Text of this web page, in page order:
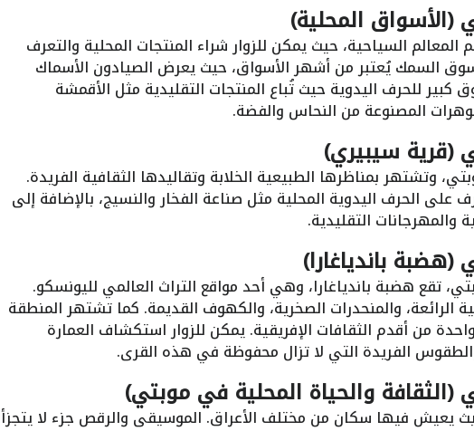
(الأسواق المحلية)
السياحية، حيث يمكن للزوار شراء المنتجات المحلية والتعرف
سوق السمك يُعتبر من أشهر الأسواق، حيث يعرض الصيادون الأسماك
كبير للحرف اليدوية حيث تُباع المنتجات التقليدية مثل الأقمشة
المصنوعة من النحاس والفضة.
(قرية سيبيري)
وتشتهر بمناظرها الطبيعية الخلابة وتقاليدها الثقافية الفريدة.
على الحرف اليدوية المحلية مثل صناعة الفخار والنسيج، بالإضافة إلى
والمهرجانات التقليدية.
(هضبة باندياغارا)
تقع هضبة باندياغارا، وهي أحد مواقع التراث العالمي لليونسكو.
الرائعة، والمنحدرات الصخرية، والكهوف القديمة. كما تشتهر المنطقة
من أقدم الثقافات الإفريقية. يمكن للزوار استكشاف العمارة
والطقوس الفريدة التي لا تزال محفوظة في هذه القرى.
(الثقافة والحياة المحلية في موبتي)
يعيش فيها سكان من مختلف الأعراق. الموسيقى والرقص جزء لا يتجزأ